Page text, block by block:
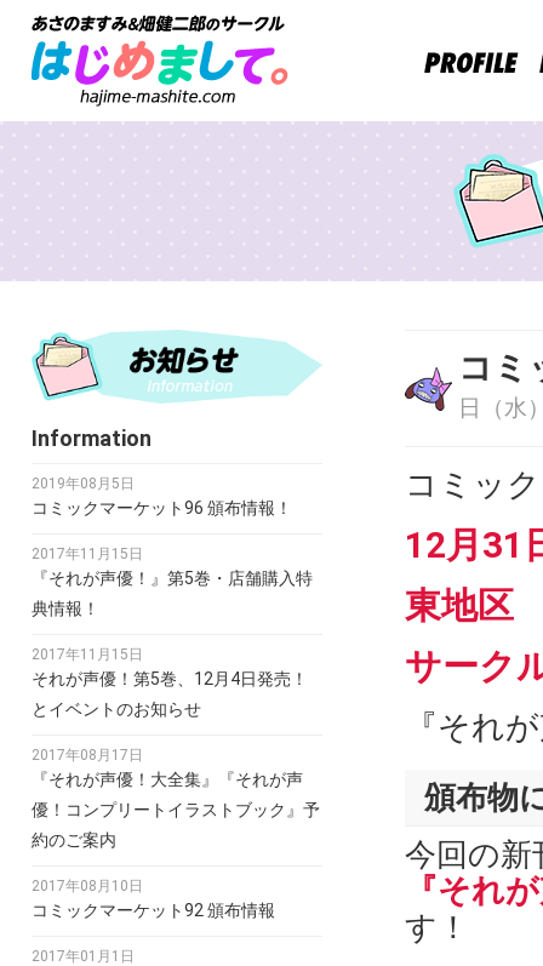
コミ
日（水
コミッ
12月
東地区
サーク
『それ
頒布物
今回の新
『それ
す！
Information
2019年08月5日
コミックマーケット96 頒布情報！
2017年11月15日
『それが声優！』第5巻・店舗購入特
典情報！
2017年11月15日
それが声優！第5巻、12月4日発売！
とイベントのお知らせ
2017年08月17日
『それが声優！大全集』『それが声
優！コンプリートイラストブック』予
約のご案内
2017年08月10日
コミックマーケット92 頒布情報
2017年01月1日